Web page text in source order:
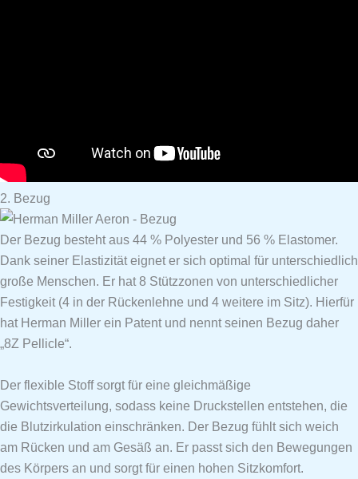
2. Bezug
Der Bezug besteht aus 44 % Polyester und 56 % Elastomer.
Dank seiner Elastizität eignet er sich optimal für unterschiedlich
große Menschen. Er hat 8 Stützzonen von unterschiedlicher
Festigkeit (4 in der Rückenlehne und 4 weitere im Sitz). Hierfür
hat Herman Miller ein Patent und nennt seinen Bezug daher
„8Z Pellicle“.
Der flexible Stoff sorgt für eine gleichmäßige
Gewichtsverteilung, sodass keine Druckstellen entstehen, die
die Blutzirkulation einschränken. Der Bezug fühlt sich weich
am Rücken und am Gesäß an. Er passt sich den Bewegungen
des Körpers an und sorgt für einen hohen Sitzkomfort.